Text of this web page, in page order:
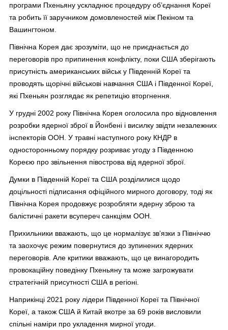
програми Пхеньяну ускладнює процедуру об’єднання Кореї
та робить її заручником домовленостей між Пекіном та
Вашингтоном.
Північна Корея дає зрозуміти, що не приєднається до
переговорів про припинення конфлікту, поки США зберігають
присутність американських військ у Південній Кореї та
проводять щорічні військові навчання США і Південної Кореї,
які Пхеньян розглядає як репетицію вторгнення.
У грудні 2002 року Північна Корея оголосила про відновлення
розробки ядерної зброї в Йонбені і висилку звідти незалежних
інспекторів ООН. У травні наступного року КНДР в
односторонньому порядку розриває угоду з Південною
Кореєю про звільнення півострова від ядерної зброї.
Думки в Південній Кореї та США розділилися щодо
доцільності підписання офіційного мирного договору, тоді як
Північна Корея продовжує розробляти ядерну зброю та
балістичні ракети всупереч санкціям ООН.
Прихильники вважають, що це нормалізує зв’язки з Північчю
та заохочує режим повернутися до зупинених ядерних
переговорів. Але критики вважають, що це винагородить
провокаційну поведінку Пхеньяну та може загрожувати
стратегічній присутності США в регіоні.
Наприкінці 2021 року лідери Південної Кореї та Північної
Кореї, а також США й Китай вкотре за 69 років висловили
спільні наміри про укладення мирної угоди.